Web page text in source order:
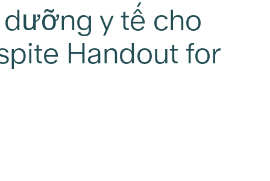
y tế cho
Handout for